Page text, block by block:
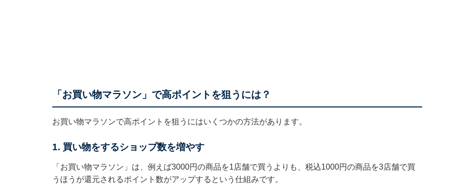
「お買い物マラソン」で高ポイントを狙うには？
お買い物マラソンで高ポイントを狙うにはいくつかの方法があります。
1. 買い物をするショップ数を増やす
「お買い物マラソン」は、例えば3000円の商品を1店舗で買うよりも、税込1000円の商品を3店舗で買
うほうが還元されるポイント数がアップするという仕組みです。